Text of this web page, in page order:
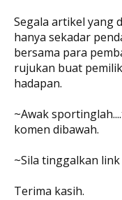
Segala artikel yang
hanya sekadar
bersama para
rujukan buat
hadapan.
~Awak
komen dibawah.
~Sila tinggalkan
Terima kasih.